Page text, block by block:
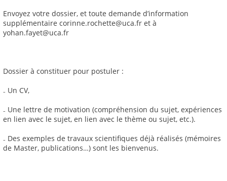
Envoyez votre dossier, et toute demande d’information
supplémentaire corinne.rochette@uca.fr et à
yohan.fayet@uca.fr
Dossier à constituer pour postuler :
₋ Un CV,
₋ Une lettre de motivation (compréhension du sujet, expériences
en lien avec le sujet, en lien avec le thème ou sujet, etc.).
₋ Des exemples de travaux scientifiques déjà réalisés (mémoires
de Master, publications…) sont les bienvenus.